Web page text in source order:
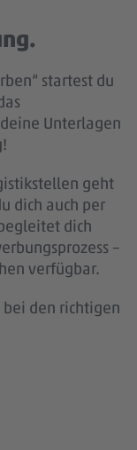
startest du
Unterlagen
geht
dich auch per
dich
–
verfügbar.
den richtigen